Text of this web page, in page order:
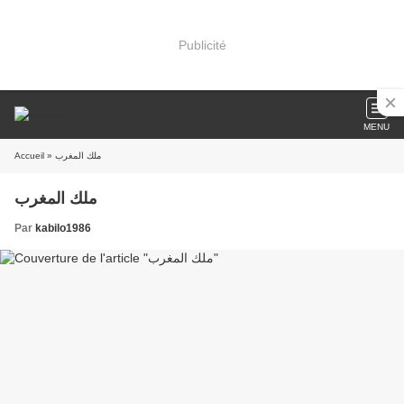
Publicité
MENU
Accueil » ملك المغرب
ملك المغرب
Par kabilo1986